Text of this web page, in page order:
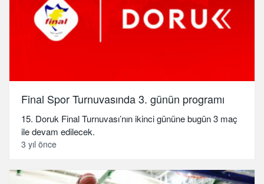
Final Spor Turnuvasında 3. günün programı
15. Doruk Final Turnuvası’nın ikinci gününe bugün 3 maç
ile devam edilecek.
3 yıl önce